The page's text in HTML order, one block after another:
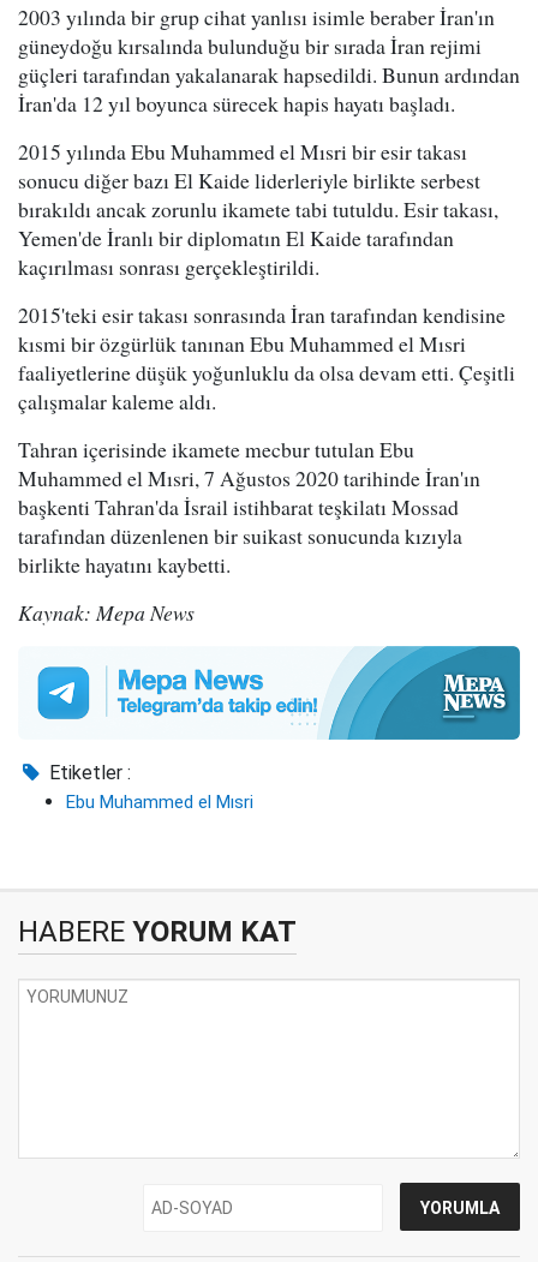
2003 yılında bir grup cihat yanlısı isimle beraber İran'ın
güneydoğu kırsalında bulunduğu bir sırada İran rejimi
güçleri tarafından yakalanarak hapsedildi. Bunun ardından
İran'da 12 yıl boyunca sürecek hapis hayatı başladı.
2015 yılında Ebu Muhammed el Mısri bir esir takası
sonucu diğer bazı El Kaide liderleriyle birlikte serbest
bırakıldı ancak zorunlu ikamete tabi tutuldu. Esir takası,
Yemen'de İranlı bir diplomatın El Kaide tarafından
kaçırılması sonrası gerçekleştirildi.
2015'teki esir takası sonrasında İran tarafından kendisine
kısmi bir özgürlük tanınan Ebu Muhammed el Mısri
faaliyetlerine düşük yoğunluklu da olsa devam etti. Çeşitli
çalışmalar kaleme aldı.
Tahran içerisinde ikamete mecbur tutulan Ebu
Muhammed el Mısri, 7 Ağustos 2020 tarihinde İran'ın
başkenti Tahran'da İsrail istihbarat teşkilatı Mossad
tarafından düzenlenen bir suikast sonucunda kızıyla
birlikte hayatını kaybetti.
Kaynak: Mepa News
Etiketler :
Ebu Muhammed el Mısri
HABERE YORUM KAT